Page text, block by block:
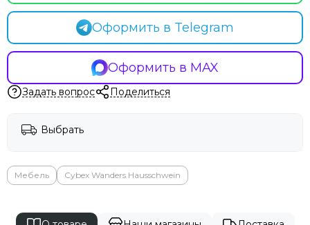
Оформить в Telegram
Оформить в MAX
Задать вопрос Поделиться
Выбрать
Мебель Cybex Wanders Hausschwein